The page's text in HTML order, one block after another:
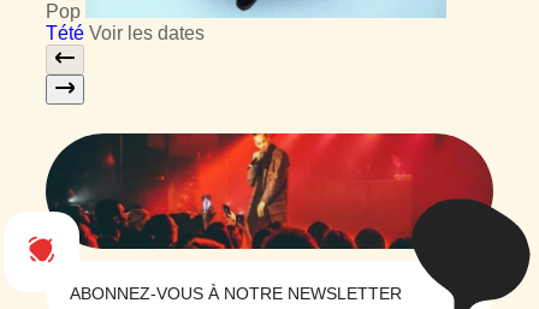
Pop
Tété Voir les dates
ABONNEZ-VOUS À NOTRE NEWSLETTER